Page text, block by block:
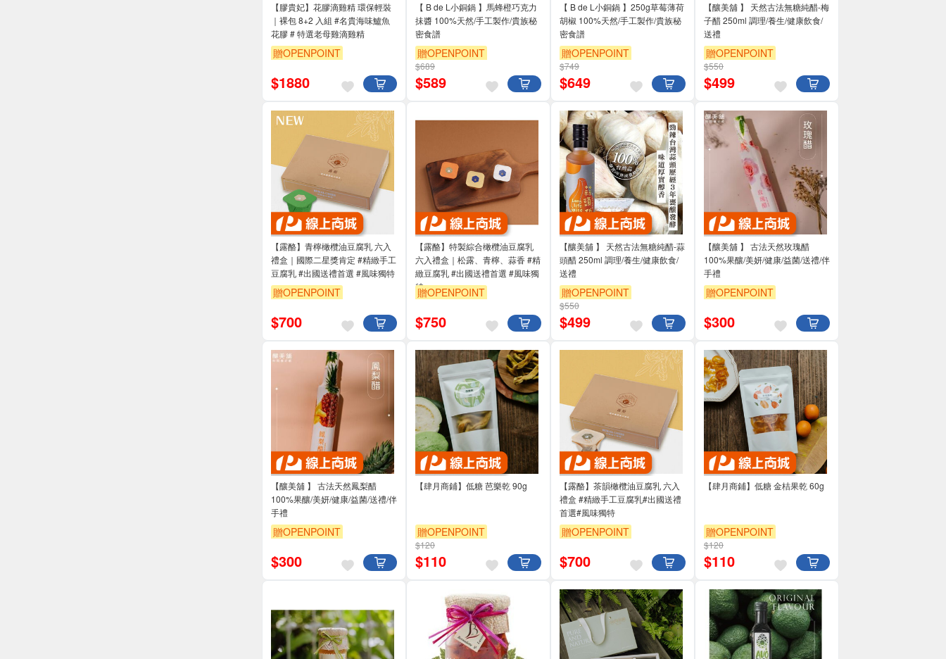
【膠貴妃】花膠滴雞精 環保輕裝
｜裸包 8+2 入組 #名貴海味鱸魚
花膠 # 特選老母雞滴雞精
贈OPENPOINT
$1880
【 B de L小銅鍋 】馬蜂橙巧克力
抺醬 100%天然/手工製作/貴族秘
密食譜
贈OPENPOINT
$689
$589
【 B de L小銅鍋 】250g草莓薄荷
胡椒 100%天然/手工製作/貴族秘
密食譜
贈OPENPOINT
$749
$649
【釀美舖 】 天然古法無糖純醋-梅
子醋 250ml 調理/養生/健康飲食/
送禮
贈OPENPOINT
$550
$499
【露酪】青檸橄欖油豆腐乳 六入
禮盒｜國際二星獎肯定 #精緻手工
豆腐乳 #出國送禮首選 #風味獨特
贈OPENPOINT
$700
【露酪】特製綜合橄欖油豆腐乳
六入禮盒｜松露、青檸、蒜香 #精
緻豆腐乳 #出國送禮首選 #風味獨
特贈OPENPOINT
$750
【釀美舖 】 天然古法無糖純醋-蒜
頭醋 250ml 調理/養生/健康飲食/
送禮
贈OPENPOINT
$550
$499
【釀美舖 】 古法天然玫瑰醋
100%果釀/美妍/健康/益菌/送禮/伴
手禮
贈OPENPOINT
$300
【釀美舖 】 古法天然鳳梨醋
100%果釀/美妍/健康/益菌/送禮/伴
手禮
贈OPENPOINT
$300
【肆月商鋪】低糖 芭樂乾 90g
贈OPENPOINT
$120
$110
【露酪】茶韻橄欖油豆腐乳 六入
禮盒 #精緻手工豆腐乳#出國送禮
首選#風味獨特
贈OPENPOINT
$700
【肆月商鋪】低糖 金桔果乾 60g
贈OPENPOINT
$120
$110